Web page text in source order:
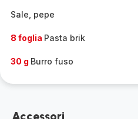
Sale, pepe
8 foglia Pasta brik
30 g Burro fuso
Accessori